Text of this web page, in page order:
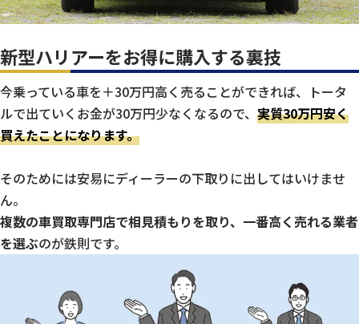
新型ハリアーをお得に購入する裏技
今乗っている車を＋30万円高く売ることができれば、トータ
ルで出ていくお金が30万円少なくなるので、 実質30万円安く
買えたことになります。
そのためには安易にディーラーの下取りに出してはいけませ
ん。
複数の車買取専門店で相見積もりを取り、一番高く売れる業者
を選ぶのが鉄則です。